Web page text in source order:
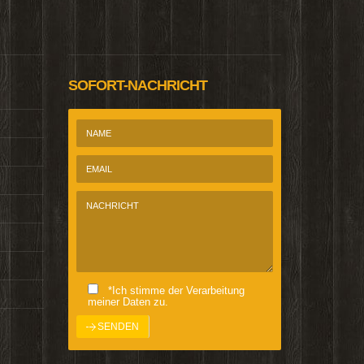
SOFORT-NACHRICHT
*Ich stimme der Verarbeitung
meiner Daten zu.